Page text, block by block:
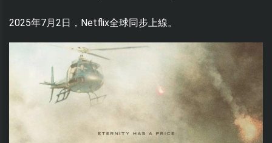
2025年7月2日，Netflix全球同步上線。